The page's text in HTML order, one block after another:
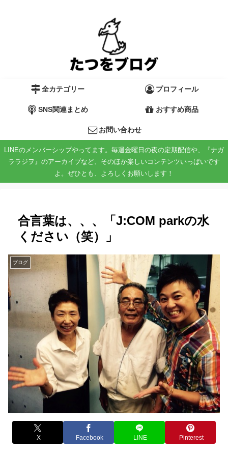
全カテゴリー プロフィール
SNS関連まとめ おすすめ商品
お問い合わせ
LINEのメンバーシップやってます。毎週金曜日の夜の定期配信や、『ナガ
ララジヲ』のアーカイブなど、そのほか楽しいコンテンツいっぱいです
よ。ぜひとも、よろしくお願いします！
合言葉は、、、「J:COM parkの水
ください（笑）」
ブログ
X Facebook LINE Pinterest